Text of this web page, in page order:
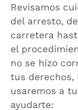
Revisamos
del arresto,
carretera
el
no se hizo
tus derechos,
usaremos a
ayudarte: